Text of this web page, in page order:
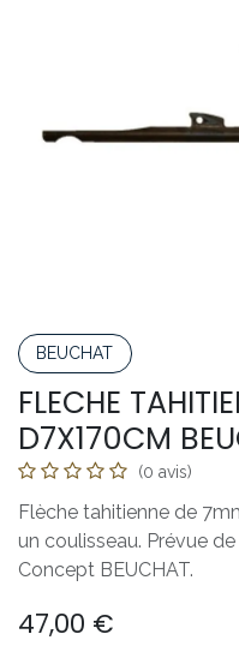
BEUCHAT
FLECHE
D7X170CM
(0 avis)
Flèche tahitienne de
un coulisseau. Prévue
Concept BEUCHAT.
47,00 €